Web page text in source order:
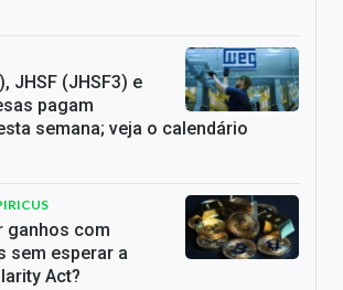
JHSF (JHSF3) e
pagam
semana; veja o calendário
ganhos com
sem esperar a
Act?